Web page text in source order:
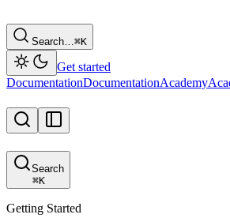
Search…⌘K
Get started
DocumentationDocumentationAcademy
Search
⌘K
Getting Started